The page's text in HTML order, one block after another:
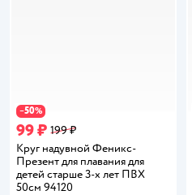
−50%
99 ₽ 199 ₽
Круг надувной Феникс-
Презент для плавания для
детей старше 3-х лет ПВХ
50см 94120